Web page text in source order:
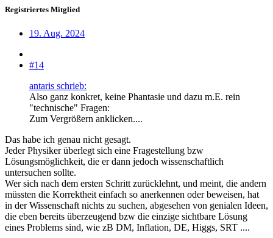
Registriertes Mitglied
19. Aug. 2024
#14
antaris schrieb:
Also ganz konkret, keine Phantasie und dazu m.E. rein
"technische" Fragen:
Zum Vergrößern anklicken....
Das habe ich genau nicht gesagt.
Jeder Physiker überlegt sich eine Fragestellung bzw
Lösungsmöglichkeit, die er dann jedoch wissenschaftlich
untersuchen sollte.
Wer sich nach dem ersten Schritt zurücklehnt, und meint, die andern
müssten die Korrektheit einfach so anerkennen oder beweisen, hat
in der Wissenschaft nichts zu suchen, abgesehen von genialen Ideen,
die eben bereits überzeugend bzw die einzige sichtbare Lösung
eines Problems sind, wie zB DM, Inflation, DE, Higgs, SRT ....